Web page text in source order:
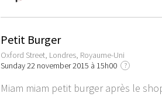
Petit Burger
Oxford Street, Londres, Royaume-Uni
Sunday 22 november 2015 à 15h00
?
Miam miam petit burger après le